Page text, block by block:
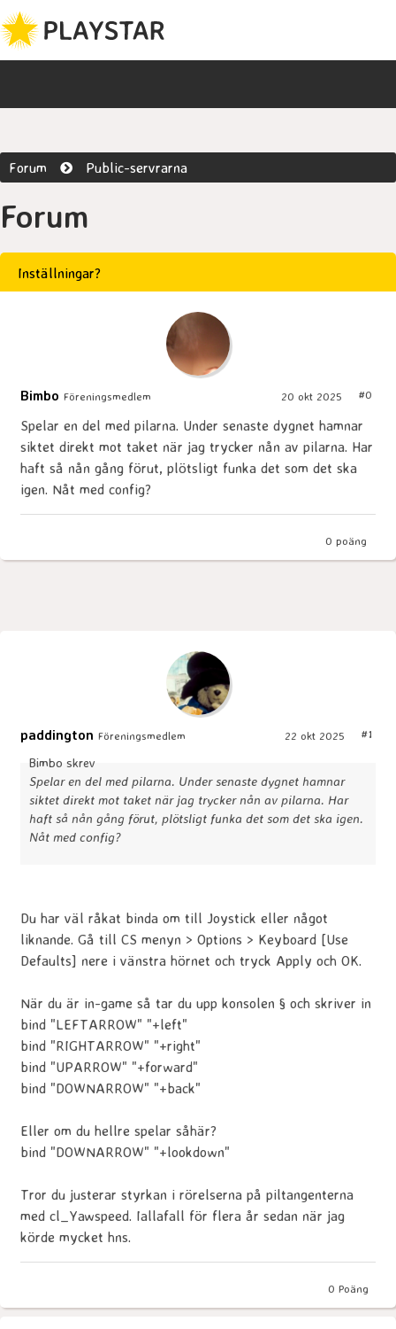
Forum Public-servrarna
Forum
Inställningar?
Bimbo Föreningsmedlem 20 okt 2025 #0
Spelar en del med pilarna. Under senaste dygnet hamnar
siktet direkt mot taket när jag trycker nån av pilarna. Har
haft så nån gång förut, plötsligt funka det som det ska
igen. Nåt med config?
0 poäng
paddington Föreningsmedlem 22 okt 2025 #1
Bimbo skrev
Spelar en del med pilarna. Under senaste dygnet hamnar
siktet direkt mot taket när jag trycker nån av pilarna. Har
haft så nån gång förut, plötsligt funka det som det ska igen.
Nåt med config?
Du har väl råkat binda om till Joystick eller något
liknande. Gå till CS menyn > Options > Keyboard [Use
Defaults] nere i vänstra hörnet och tryck Apply och OK.
När du är in-game så tar du upp konsolen § och skriver in
bind "LEFTARROW" "+left"
bind "RIGHTARROW" "+right"
bind "UPARROW" "+forward"
bind "DOWNARROW" "+back"
Eller om du hellre spelar såhär?
bind "DOWNARROW" "+lookdown"
Tror du justerar styrkan i rörelserna på piltangenterna
med cl_Yawspeed. Iallafall för flera år sedan när jag
körde mycket hns.
0 Poäng